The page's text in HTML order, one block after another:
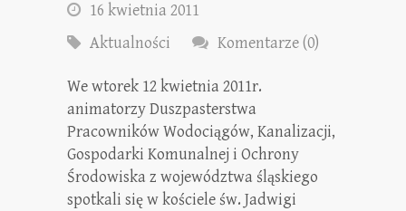
16 kwietnia 2011
Aktualności
Komentarze (0)
We wtorek 12 kwietnia 2011r.
animatorzy Duszpasterstwa
Pracowników Wodociągów, Kanalizacji,
Gospodarki Komunalnej i Ochrony
Środowiska z województwa śląskiego
spotkali się w kościele św. Jadwigi